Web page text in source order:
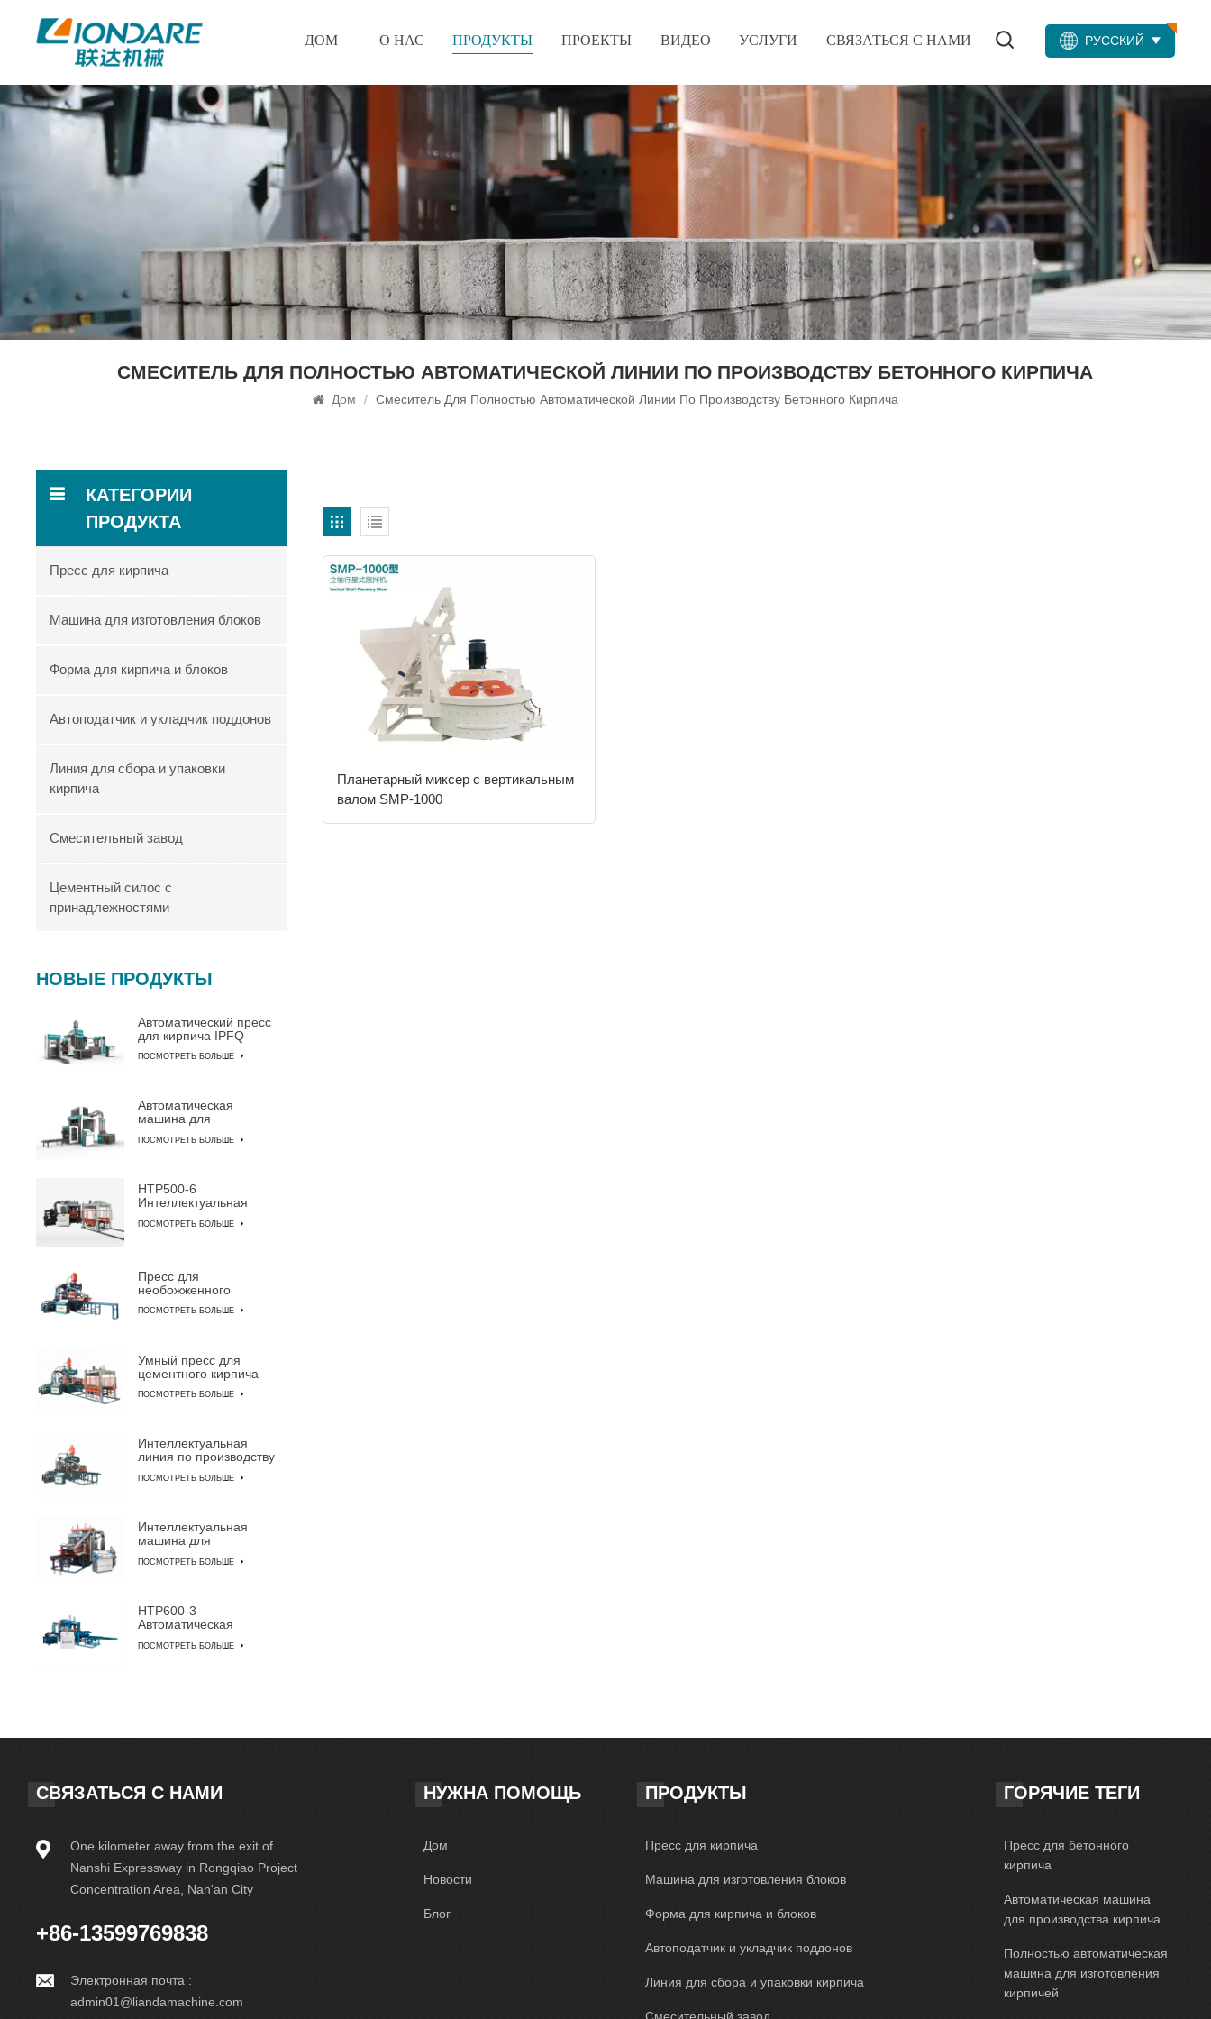
РУССКИЙ
ДОМ О НАС ПРОДУКТЫ ПРОЕКТЫ ВИДЕО УСЛУГИ СВЯЗАТЬСЯ С НАМИ
СМЕСИТЕЛЬ ДЛЯ ПОЛНОСТЬЮ АВТОМАТИЧЕСКОЙ ЛИНИИ ПО ПРОИЗВОДСТВУ БЕТОННОГО КИРПИЧА
Дом / Смеситель Для Полностью Автоматической Линии По Производству Бетонного Кирпича
Планетарный миксер с вертикальным
валом SMP-1000
КАТЕГОРИИ
ПРОДУКТА
Пресс для кирпича
Машина для изготовления блоков
Форма для кирпича и блоков
Автоподатчик и укладчик поддонов
Линия для сбора и упаковки
кирпича
Смесительный завод
Цементный силос с
принадлежностями
НОВЫЕ ПРОДУКТЫ
Автоматический пресс
для кирпича IPFQ-
ПОСМОТРЕТЬ БОЛЬШЕ
Автоматическая
машина для
IPF10-15
ПОСМОТРЕТЬ БОЛЬШЕ
HTP500-6
Интеллектуальная
производства
ПОСМОТРЕТЬ БОЛЬШЕ
Пресс для
необожженного
ПОСМОТРЕТЬ БОЛЬШЕ
Умный пресс для
цементного кирпича
ПОСМОТРЕТЬ БОЛЬШЕ
Интеллектуальная
линия по производству
QYJ-4000
ПОСМОТРЕТЬ БОЛЬШЕ
Интеллектуальная
машина для
HTP600-3A
ПОСМОТРЕТЬ БОЛЬШЕ
HTP600-3
Автоматическая
изготовления блоков
ПОСМОТРЕТЬ БОЛЬШЕ
СВЯЗАТЬСЯ С НАМИ
One kilometer away from the exit of
Nanshi Expressway in Rongqiao Project
Concentration Area, Nan'an City
+86-13599769838
Электронная почта :
admin01@liandamachine.com
НУЖНА ПОМОЩЬ
Дом
Новости
Блог
ПРОДУКТЫ
Пресс для кирпича
Машина для изготовления блоков
Форма для кирпича и блоков
Автоподатчик и укладчик поддонов
Линия для сбора и упаковки кирпича
Смесительный завод
ГОРЯЧИЕ ТЕГИ
Пресс для бетонного
кирпича
Автоматическая машина
для производства кирпича
Полностью автоматическая
машина для изготовления
кирпичей